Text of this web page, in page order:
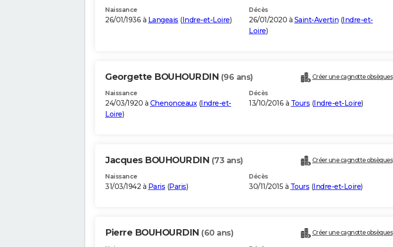
Naissance
26/01/1936 à Langeais (Indre-et-Loire)
Décès
26/01/2020 à Saint-Avertin (Indre-et-
Loire)
Georgette BOUHOURDIN (96 ans) Créer une cagnotte obsèques
Naissance
24/03/1920 à Chenonceaux(Indre-et-
Loire)
Décès
13/10/2016 à Tours (Indre-et-Loire)
Jacques BOUHOURDIN (73 ans) Créer une cagnotte obsèques
Naissance
31/03/1942 à Paris (Paris)
Décès
30/11/2015 à Tours (Indre-et-Loire)
Pierre BOUHOURDIN (60 ans) Créer une cagnotte obsèques